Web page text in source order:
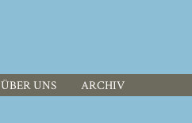
ÜBER UNS ARCHIV